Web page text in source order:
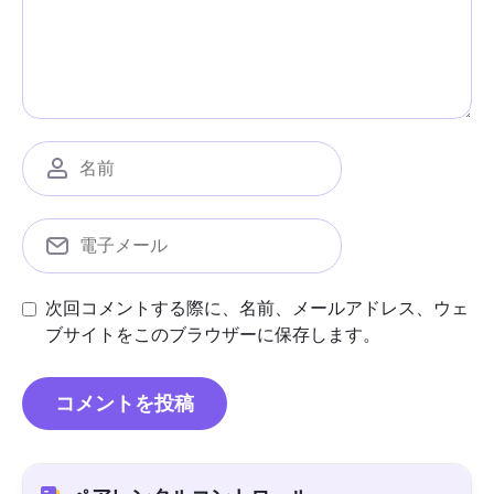
次回コメントする際に、名前、メールアドレス、ウェ
ブサイトをこのブラウザーに保存します。